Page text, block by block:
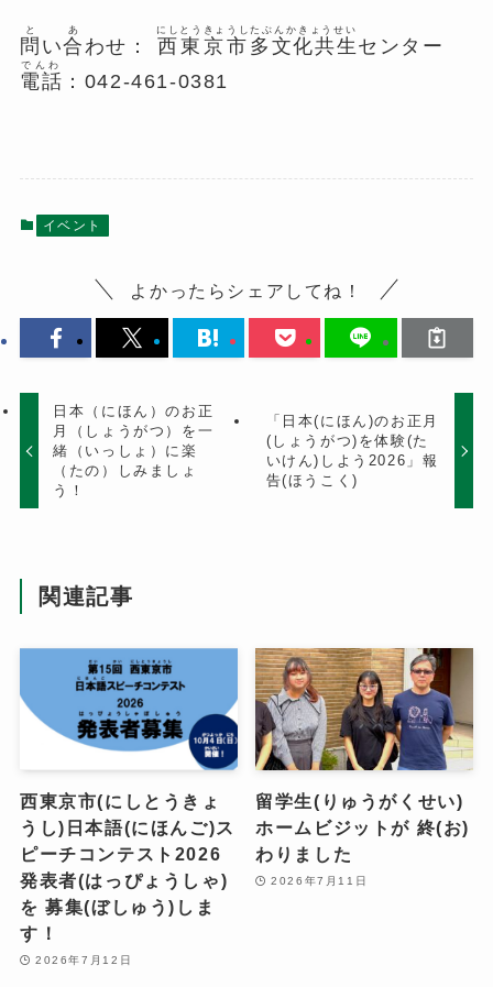
問
と
い合
あ
わせ： 西東京市
にしとうきょうし
多文化共生
たぶんかきょうせい
センター
電話
でんわ
：042-461-0381
イベント
よかったらシェアしてね！
日本（にほん）のお正
月（しょうがつ）を一
緒（いっしょ）に楽
（たの）しみましょ
う！
「日本(にほん)のお正月
(しょうがつ)を体験(た
いけん)しよう2026」報
告(ほうこく)
関連記事
西東京市(にしとうきょ
うし)日本語(にほんご)ス
ピーチコンテスト2026
発表者(はっぴょうしゃ)
を 募集(ぼしゅう)しま
す！
2026年7月12日
留学生(りゅうがくせい)
ホームビジットが 終(お)
わりました
2026年7月11日